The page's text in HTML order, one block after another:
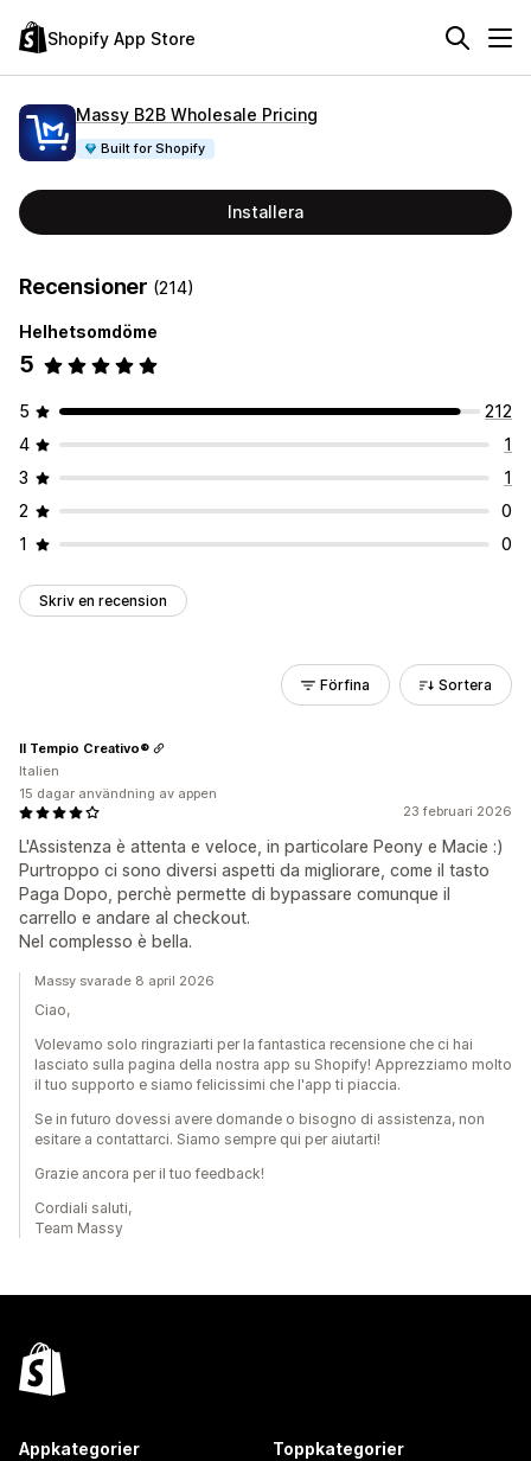
Shopify App Store
Massy B2B Wholesale Pricing
Built for Shopify
Installera
Recensioner (214)
Helhetsomdöme
5
5
212
4
1
3
1
2
0
1
0
Skriv en recension
Förfina Sortera
23 februari 2026
L'Assistenza è attenta e veloce, in particolare Peony e Macie :)
Purtroppo ci sono diversi aspetti da migliorare, come il tasto
Paga Dopo, perchè permette di bypassare comunque il
carrello e andare al checkout.
Nel complesso è bella.
Il Tempio Creativo®
Italien
15 dagar användning av appen
Massy svarade 8 april 2026
Ciao,
Volevamo solo ringraziarti per la fantastica recensione che ci hai
lasciato sulla pagina della nostra app su Shopify! Apprezziamo molto
il tuo supporto e siamo felicissimi che l'app ti piaccia.
Se in futuro dovessi avere domande o bisogno di assistenza, non
esitare a contattarci. Siamo sempre qui per aiutarti!
Grazie ancora per il tuo feedback!
Cordiali saluti,
Team Massy
Appkategorier Toppkategorier